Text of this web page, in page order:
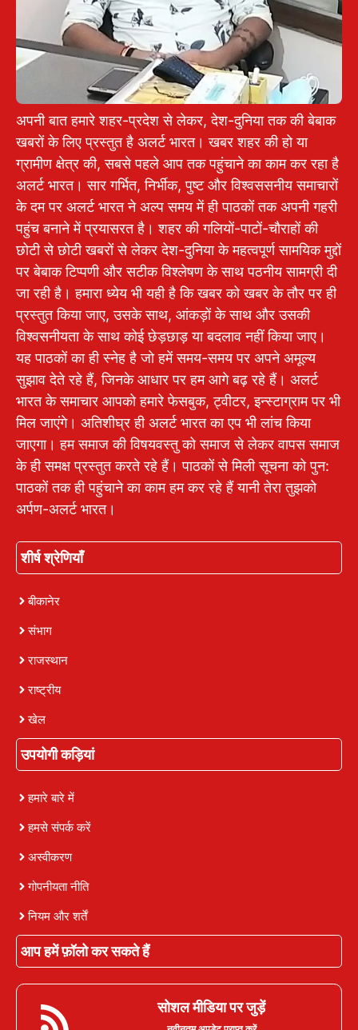
अपनी बात हमारे शहर-प्रदेश से लेकर, देश-दुनिया तक की बेबाक
खबरों के लिए प्रस्तुत है अलर्ट भारत। खबर शहर की हो या
ग्रामीण क्षेत्र की, सबसे पहले आप तक पहुंचाने का काम कर रहा है
अलर्ट भारत। सार गर्भित, निर्भीक, पुष्ट और विश्वससनीय समाचारों
के दम पर अलर्ट भारत ने अल्प समय में ही पाठकों तक अपनी गहरी
पहुंच बनाने में प्रयासरत है। शहर की गलियों-पाटों-चौराहों की
छोटी से छोटी खबरों से लेकर देश-दुनिया के महत्वपूर्ण सामयिक मुद्दों
पर बेबाक टिप्पणी और सटीक विश्लेषण के साथ पठनीय सामग्री दी
जा रही है। हमारा ध्येय भी यही है कि खबर को खबर के तौर पर ही
प्रस्तुत किया जाए, उसके साथ, आंकड़ों के साथ और उसकी
विश्वसनीयता के साथ कोई छेड़छाड़ या बदलाव नहीं किया जाए।
यह पाठकों का ही स्नेह है जो हमें समय-समय पर अपने अमूल्य
सुझाव देते रहे हैं, जिनके आधार पर हम आगे बढ़ रहे हैं। अलर्ट
भारत के समाचार आपको हमारे फेसबुक, ट्वीटर, इन्स्टाग्राम पर भी
मिल जाएंगे। अतिशीघ्र ही अलर्ट भारत का एप भी लांच किया
जाएगा। हम समाज की विषयवस्तु को समाज से लेकर वापस समाज
के ही समक्ष प्रस्तुत करते रहे हैं। पाठकों से मिली सूचना को पुन:
पाठकों तक ही पहुंचाने का काम हम कर रहे हैं यानी तेरा तुझको
अर्पण-अलर्ट भारत।
शीर्ष श्रेणियाँ
बीकानेर
संभाग
राजस्थान
राष्ट्रीय
खेल
उपयोगी कड़ियां
हमारे बारे में
हमसे संपर्क करें
अस्वीकरण
गोपनीयता नीति
नियम और शर्तें
आप हमें फ़ॉलो कर सकते हैं
सोशल मीडिया पर जुड़ें